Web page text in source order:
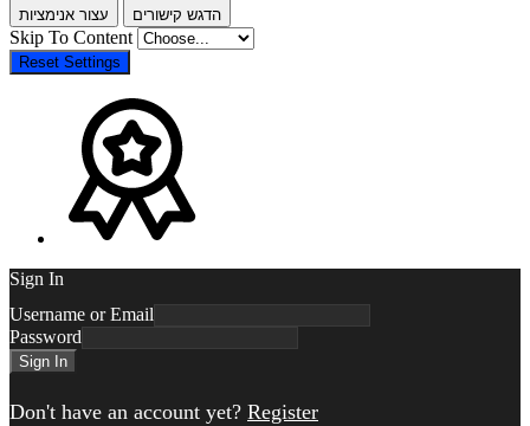
עצור אנימציות הדגש קישורים
Skip To Content
Reset Settings
Sign In
Username or Email
Password
Sign In
Don't have an account yet? Register